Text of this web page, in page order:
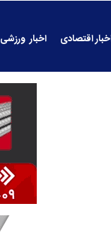
اقتصادی
اخبار ورزشی